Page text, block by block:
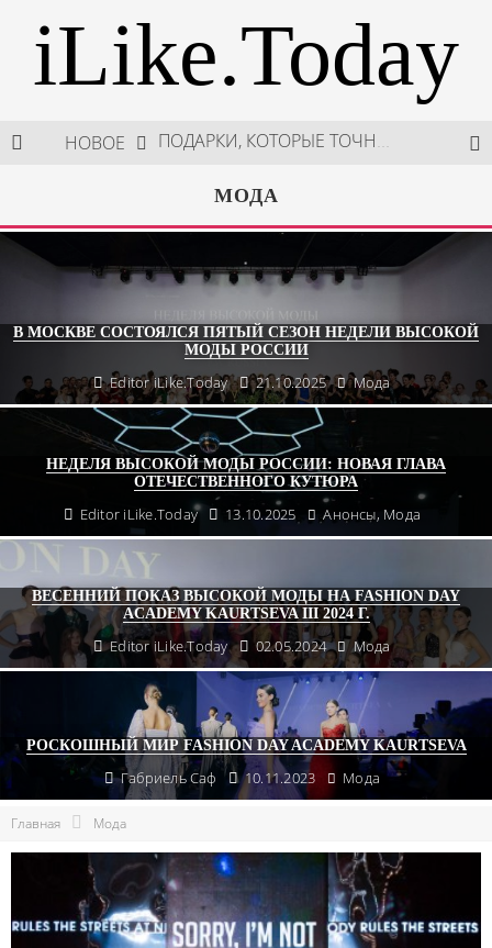
iLike.Today
НОВОЕ В МОСКВЕ СОСТОЯЛСЯ ПЯТЫЙ СЕЗОН НЕДЕЛИ ВЫСОКОЙ МОДЫ РОССИИ
МОДА
В МОСКВЕ СОСТОЯЛСЯ ПЯТЫЙ СЕЗОН НЕДЕЛИ ВЫСОКОЙ
МОДЫ РОССИИ
Editor iLike.Today 21.10.2025 Мода
НЕДЕЛЯ ВЫСОКОЙ МОДЫ РОССИИ: НОВАЯ ГЛАВА
ОТЕЧЕСТВЕННОГО КУТЮРА
Editor iLike.Today 13.10.2025 Анонсы, Мода
ВЕСЕННИЙ ПОКАЗ ВЫСОКОЙ МОДЫ НА FASHION DAY
ACADEMY KAURTSEVA III 2024 Г.
Editor iLike.Today 02.05.2024 Мода
РОСКОШНЫЙ МИР FASHION DAY ACADEMY KAURTSEVA
Габриель Саф 10.11.2023 Мода
Главная Мода